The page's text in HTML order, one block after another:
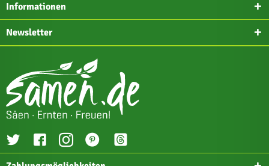
Informationen
Newsletter